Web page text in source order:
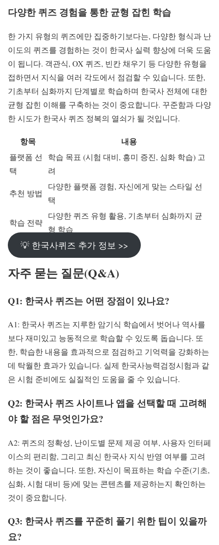
다양한 퀴즈 경험을 통한 균형 잡힌 학습
한 가지 유형의 퀴즈에만 집중하기보다는, 다양한 형식과 난
이도의 퀴즈를 경험하는 것이 한국사 실력 향상에 더욱 도움
이 됩니다. 객관식, OX 퀴즈, 빈칸 채우기 등 다양한 유형을
접하면서 지식을 여러 각도에서 점검할 수 있습니다. 또한,
기초부터 심화까지 단계별로 학습하며 한국사 전체에 대한
균형 잡힌 이해를 구축하는 것이 중요합니다. 꾸준함과 다양
한 시도가 한국사 퀴즈 정복의 열쇠가 될 것입니다.
항목 내용
플랫폼 선
택
학습 목표 (시험 대비, 흥미 증진, 심화 학습) 고
려
추천 방법
다양한 플랫폼 경험, 자신에게 맞는 스타일 선
택
학습 전략
다양한 퀴즈 유형 활용, 기초부터 심화까지 균
형 학습
💡 한국사퀴즈 추가 정보 >>
자주 묻는 질문(Q&A)
Q1: 한국사 퀴즈는 어떤 장점이 있나요?
A1: 한국사 퀴즈는 지루한 암기식 학습에서 벗어나 역사를
보다 재미있고 능동적으로 학습할 수 있도록 돕습니다. 또
한, 학습한 내용을 효과적으로 점검하고 기억력을 강화하는
데 탁월한 효과가 있습니다. 실제 한국사능력검정시험과 같
은 시험 준비에도 실질적인 도움을 줄 수 있습니다.
Q2: 한국사 퀴즈 사이트나 앱을 선택할 때 고려해
야 할 점은 무엇인가요?
A2: 퀴즈의 정확성, 난이도별 문제 제공 여부, 사용자 인터페
이스의 편리함, 그리고 최신 한국사 지식 반영 여부를 고려
하는 것이 좋습니다. 또한, 자신이 목표하는 학습 수준(기초,
심화, 시험 대비 등)에 맞는 콘텐츠를 제공하는지 확인하는
것이 중요합니다.
Q3: 한국사 퀴즈를 꾸준히 풀기 위한 팁이 있을까
요?